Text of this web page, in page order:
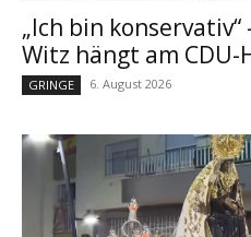
„Ich bin
Witz hängt am CDU-
GRINGE 6. August 2026